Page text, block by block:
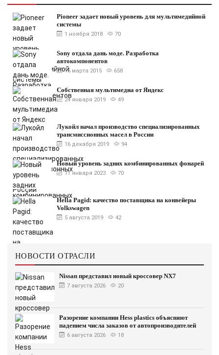
Pioneer задает новый уровень для мультимедийной
системы
1 ноября 2018 70
Sony отдала дань моде. Разработка
автокомпонентов
16 марта 2015 658
Собственная мультимедиа от Яндекс
24 января 2019 49
Лукойл начал производство специализированных
трансмиссионных масел в России
16 декабря 2019 94
Новый уровень задних комбинированных фонарей
11 января 2023 70
Hella Pagid: качество поставщика на конвейеры
Volkswagen
5 августа 2019 42
НОВОСТИ ОТРАСЛИ
Nissan представил новый кроссовер NX7
7 августа 2026 20
Разорение компании Hess plastics объясняют
падением числа заказов от автопроизводителей
6 августа 2026 18